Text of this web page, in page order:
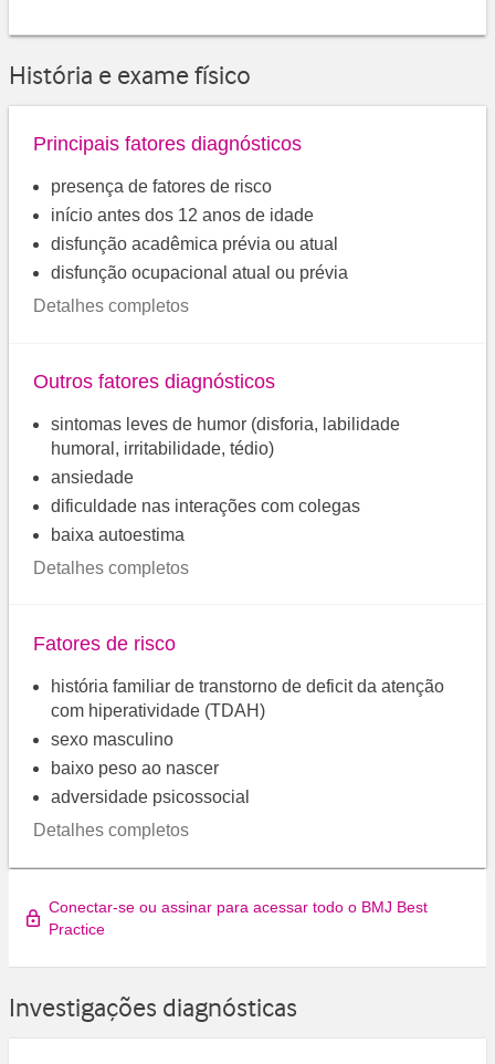
História e exame físico
Principais fatores diagnósticos
presença de fatores de risco
início antes dos 12 anos de idade
disfunção acadêmica prévia ou atual
disfunção ocupacional atual ou prévia
Detalhes completos
Outros fatores diagnósticos
sintomas leves de humor (disforia, labilidade
humoral, irritabilidade, tédio)
ansiedade
dificuldade nas interações com colegas
baixa autoestima
Detalhes completos
Fatores de risco
história familiar de transtorno de deficit da atenção
com hiperatividade (TDAH)
sexo masculino
baixo peso ao nascer
adversidade psicossocial
Detalhes completos
Conectar-se ou assinar para acessar todo o BMJ Best
Practice
Investigações diagnósticas